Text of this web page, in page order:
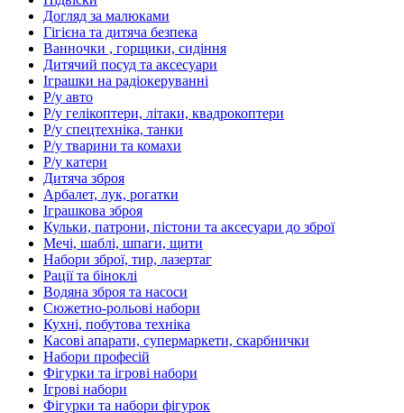
Догляд за малюками
Гігієна та дитяча безпека
Ванночки , горщики, сидіння
Дитячий посуд та аксесуари
Іграшки на радіокеруванні
Р/у авто
Р/у гелікоптери, літаки, квадрокоптери
Р/у спецтехніка, танки
Р/у тварини та комахи
Р/у катери
Дитяча зброя
Арбалет, лук, рогатки
Іграшкова зброя
Кульки, патрони, пістони та аксесуари до зброї
Мечі, шаблі, шпаги, щити
Набори зброї, тир, лазертаг
Рації та біноклі
Водяна зброя та насоси
Сюжетно-рольові набори
Кухні, побутова техніка
Касові апарати, супермаркети, скарбнички
Набори професій
Фігурки та ігрові набори
Ігрові набори
Фігурки та набори фігурок